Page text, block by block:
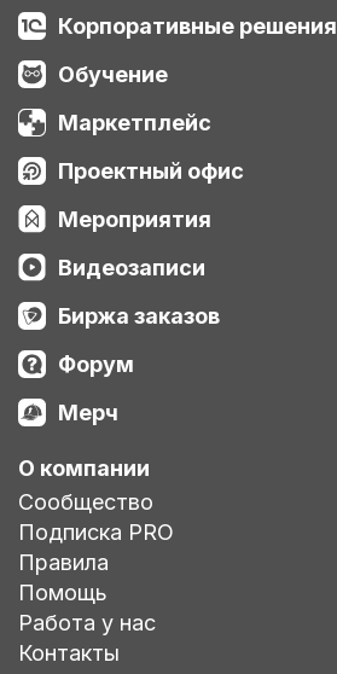
Корпоративные решения
Обучение
Маркетплейс
Проектный офис
Мероприятия
Видеозаписи
Биржа заказов
Форум
Мерч
О компании
Сообщество
Подписка PRO
Правила
Помощь
Работа у нас
Контакты